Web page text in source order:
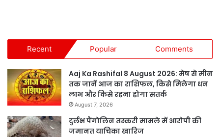
Recent Popular Comments
Aaj Ka Rashifal 8 August 2026: मेष से मीन
तक जानें आज का राशिफल, किसे मिलेगा धन
लाभ और किसे रहना होगा सतर्क
August 7, 2026
दुर्लभ पैंगोलिन तस्करी मामले में आरोपी की
जमानत याचिका खारिज